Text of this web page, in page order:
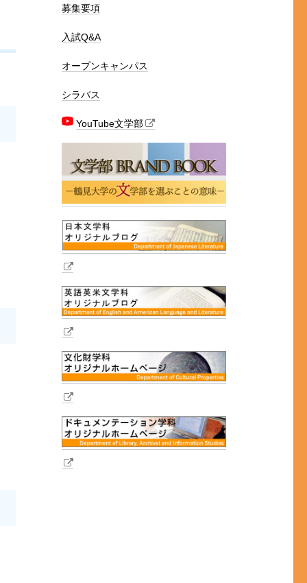
募集要項
入試Q&A
オープンキャンパス
シラバス
YouTube文学部